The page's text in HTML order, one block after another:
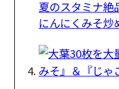
夏のスタミナ絶
にんにくみそ炒